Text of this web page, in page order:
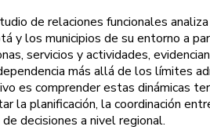
de relaciones funcionales
y los municipios de su entorno a
servicios y actividades,
más allá de los límites
es comprender estas dinámicas
la planificación, la coordinación
decisiones a nivel regional.